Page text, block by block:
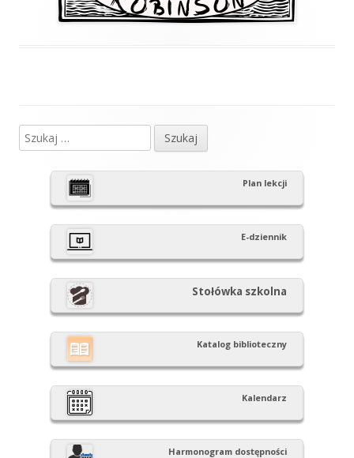
Główny
panel
boczny
Szukaj:
Plan lekcji
E-dziennik
Stołówka szkolna
Katalog biblioteczny
Kalendarz
Harmonogram dostępności